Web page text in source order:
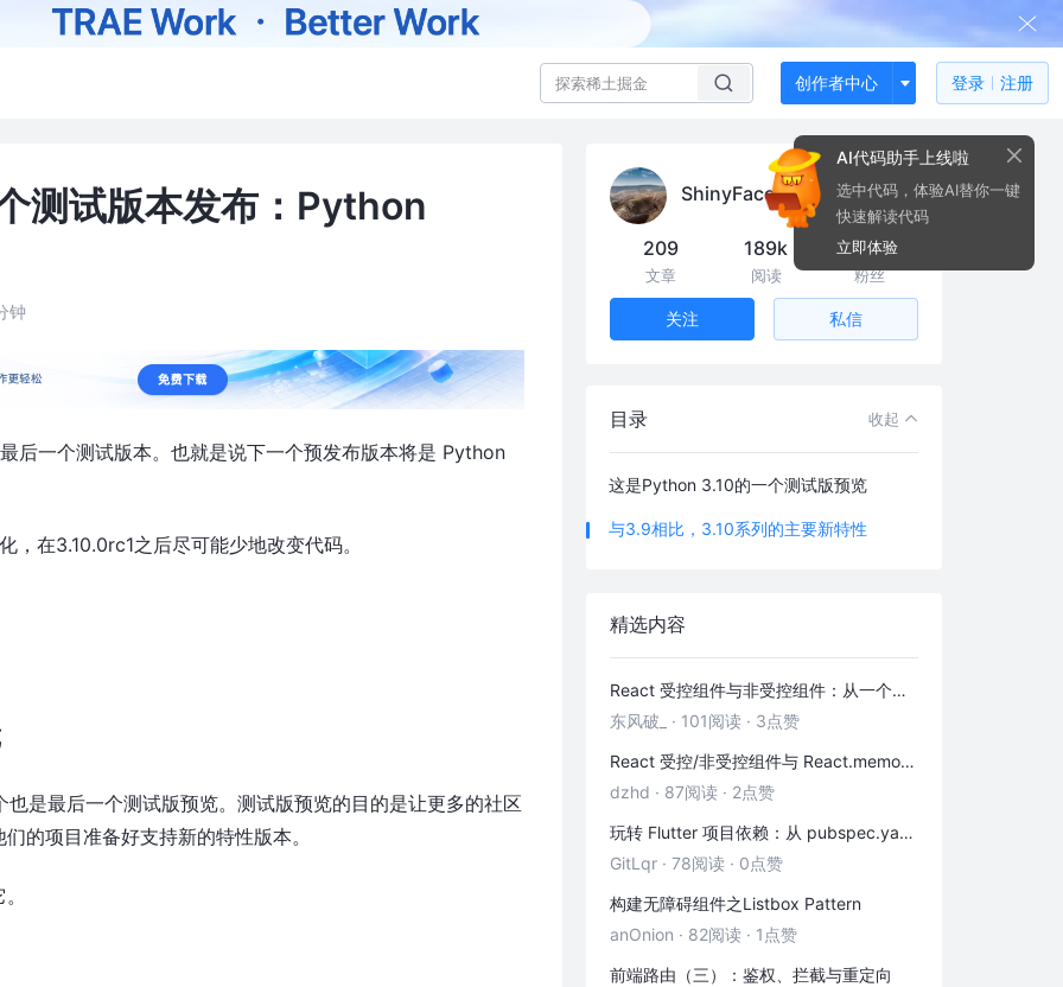
创作者中心 登录 注册
测试版本发布：Python
钟
后一个测试版本。也就是说下一个预发布版本将是 Python
在3.10.0rc1之后尽可能少地改变代码。
是最后一个测试版预览。测试版预览的目的是让更多的社区
的项目准备好支持新的特性版本。
ShinyFace
209
文章
189k
阅读
26
粉丝
关注 私信
目录 收起
这是Python 3.10的一个测试版预览
与3.9相比，3.10系列的主要新特性
精选内容
React 受控组件与非受控组件：从一个输入框讲清表单数据流
东风破_
· 101阅读 · 3点赞
React 受控/非受控组件与 React.memo 性能优化——从本质到实战
dzhd · 87阅读 · 2点赞
玩转 Flutter 项目依赖：从 pubspec.yaml 到实战包管理
GitLqr · 78阅读 · 0点赞
构建无障碍组件之Listbox Pattern
anOnion · 82阅读 · 1点赞
前端路由（三）：鉴权、拦截与重定向
AI代码助手上线啦
选中代码，体验AI替你一键
快速解读代码
立即体验